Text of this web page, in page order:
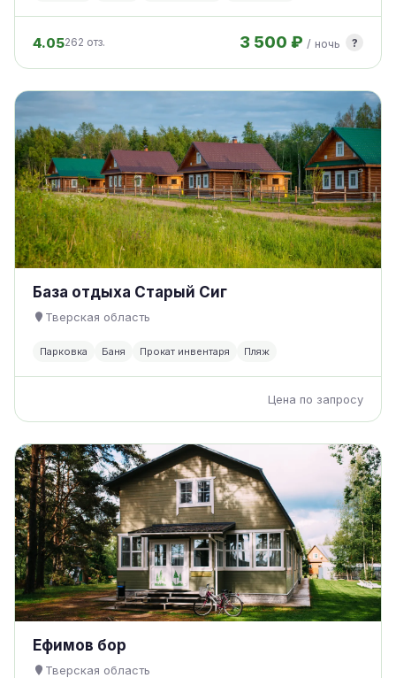
4.05262 отз. 3 500 ₽ / ночь ?
База отдыха Старый Сиг
Тверская область
Парковка Баня Прокат инвентаря Пляж
Цена по запросу
Ефимов бор
Тверская область